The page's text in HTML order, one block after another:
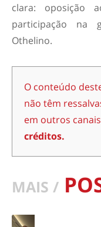
clara: oposição
participação na
Othelino.
O conteúdo
não têm
em outros
créditos.
MAIS /